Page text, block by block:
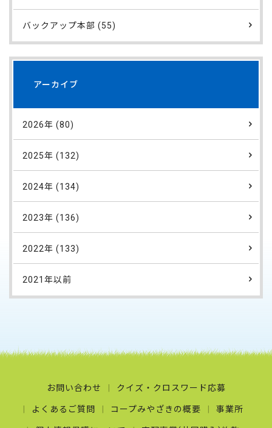
バックアップ本部 (55)
アーカイブ
2026年 (80)
2025年 (132)
2024年 (134)
2023年 (136)
2022年 (133)
2021年以前
お問い合わせ クイズ・クロスワード応募
よくあるご質問 コープみやざきの概要 事業所